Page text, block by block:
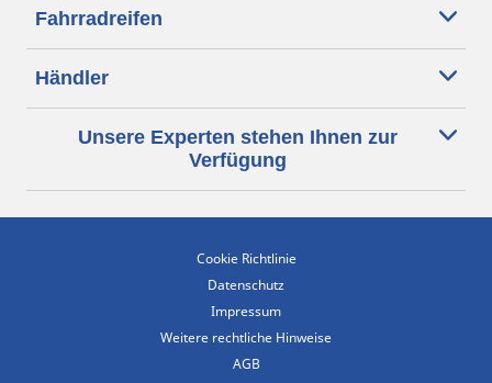
Fahrradreifen
Händler
Unsere Experten stehen Ihnen zur
Verfügung
Cookie Richtlinie
Datenschutz
Impressum
Weitere rechtliche Hinweise
AGB